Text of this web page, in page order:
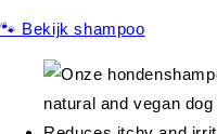
🐾 Bekijk shampoo